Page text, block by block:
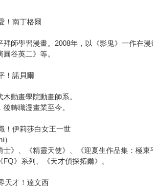
！南丁格爾
師學習漫畫。2008年，以《影鬼》一作在
谷英二》等。
！諾貝爾
動畫學院動畫師系。
轉職漫畫業至今。
！伊莉莎白女王一世
》、《精靈天使》、《迎夏生作品集：極
》系列、《天才偵探拓爾》。
天才！達文西